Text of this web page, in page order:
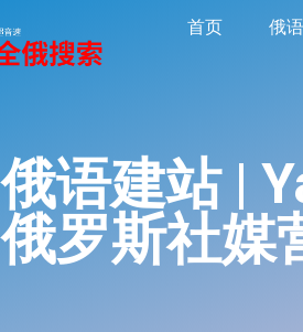
首页 俄
俄语建站 |
俄罗斯社媒